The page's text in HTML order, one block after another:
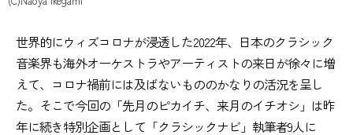
世界的にウィズコロナが浸透した2022年、日本のクラシック
音楽界も海外オーケストラやアーティストの来日が徐々に増
えて、コロナ禍前には及ばないもののかなりの活況を呈し
た。そこで今回の「先月のピカイチ、来月のイチオシ」は昨
年に続き特別企画として「クラシックナビ」執筆者9人に